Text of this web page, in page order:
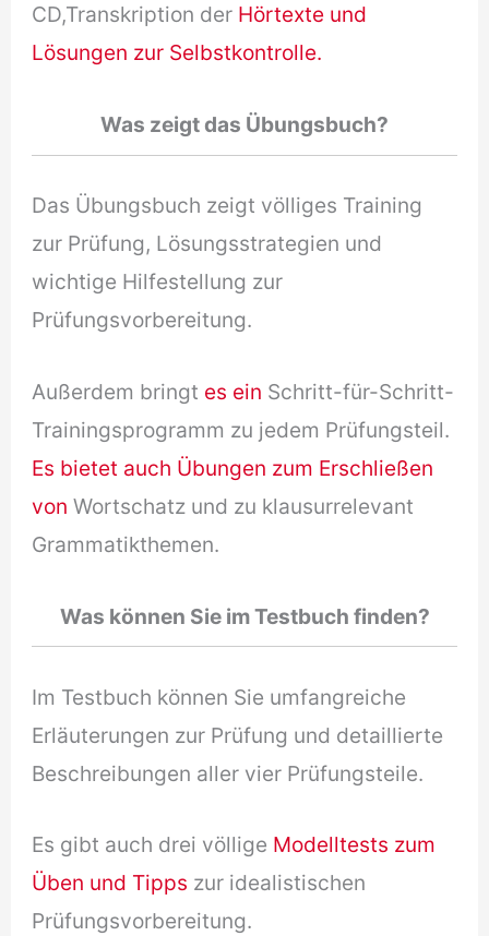
CD,Transkription der Hörtexte und
Lösungen zur Selbstkontrolle.
Was zeigt das Übungsbuch?
Das Übungsbuch zeigt völliges Training
zur Prüfung, Lösungsstrategien und
wichtige Hilfestellung zur
Prüfungsvorbereitung.
Außerdem bringt es ein Schritt-für-Schritt-
Trainingsprogramm zu jedem Prüfungsteil.
Es bietet auch Übungen zum Erschließen
von Wortschatz und zu klausurrelevant
Grammatikthemen.
Was können Sie im Testbuch finden?
Im Testbuch können Sie umfangreiche
Erläuterungen zur Prüfung und detaillierte
Beschreibungen aller vier Prüfungsteile.
Es gibt auch drei völlige Modelltests zum
Üben und Tipps zur idealistischen
Prüfungsvorbereitung.